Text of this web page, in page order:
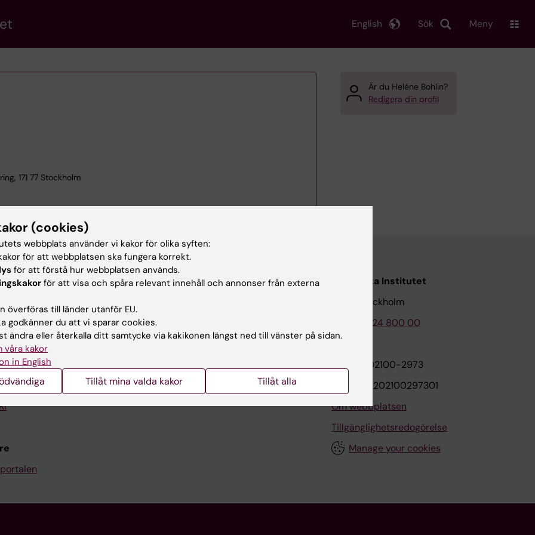
Sök
English Meny
171 77 Stockholm
Är du Heléne Bohlin?
Redigera din profil
Kontakta och besök KI
Stöd forskning och utbildning
Kontakta presstjänsten
Karolinska Institutet
171 77 Stockholm
Tel: 08-524 800 00
Org.nr: 202100-2973
VAT.nr: SE202100297301
Om webbplatsen
Tillgänglighetsredogörelse
Manage your cookies
(cookies)
webbplats använder vi kakor för olika syften:
för att webbplatsen ska fungera korrekt.
för att förstå hur webbplatsen används.
för att visa och spåra relevant innehåll och annonser från externa
överföras till länder utanför EU.
godkänner du att vi sparar cookies.
ändra eller återkalla ditt samtycke via kakikonen längst ned till vänster på sidan.
våra kakor
in English
Tillåt mina valda kakor Tillåt alla